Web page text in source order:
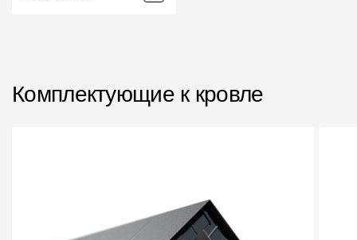
Комплектующие к кровле